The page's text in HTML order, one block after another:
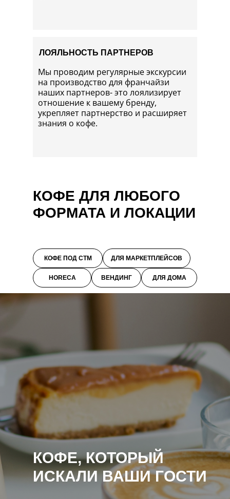
ЛОЯЛЬНОСТЬ ПАРТНЕРОВ
Мы проводим регулярные экскурсии
на производство для франчайзи
наших партнеров- это лоялизирует
отношение к вашему бренду,
укрепляет партнерство и расширяет
знания о кофе.
КОФЕ ДЛЯ ЛЮБОГО
ФОРМАТА И ЛОКАЦИИ
HORECA
КОФЕ ПОД СТМ ДЛЯ МАРКЕТПЛЕЙСОВ
ВЕНДИНГ ДЛЯ ДОМА
КОФЕ, КОТОРЫЙ
ИСКАЛИ ВАШИ ГОСТИ